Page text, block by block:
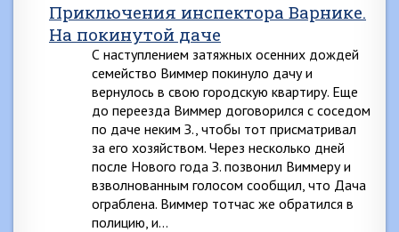
Приключения инспектора Варнике.
На покинутой даче
С наступлением затяжных осенних дождей
семейство Виммер покинуло дачу и
вернулось в свою городскую квартиру. Еще
до переезда Виммер договорился с соседом
по даче неким З., чтобы тот присматривал
за его хозяйством. Через несколько дней
после Нового года З. позвонил Виммеру и
взволнованным голосом сообщил, что Дача
ограблена. Виммер тотчас же обратился в
полицию, и…